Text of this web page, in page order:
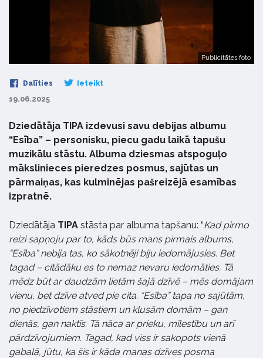
Publicitātes foto
Dalīties Ieteikt
19.06.2025
Dziedātāja TIPA izdevusi savu debijas albumu
“Esība” – personisku, piecu gadu laikā tapušu
muzikālu stāstu. Albuma dziesmas atspoguļo
mākslinieces pieredzes posmus, sajūtas un
pārmaiņas, kas kulminējas pašreizējā esamības
izpratnē.
Dziedātāja TIPA stāsta par albuma tapšanu: “Kad pirmo
reizi sapņoju par to, kāds būs mans pirmais albums,
“Esība” nebija tas, ko sākotnēji biju iedomājusies. Bet
tagad – citādāku es to nemaz nevaru iedomāties. Tā
mēdz būt ar daudzām lietām šajā dzīvē – mēs domājam
vienu, bet dzīve atved pie cita. “Esība” tapa no sajūtām,
no piedzīvotiem stāstiem un klusām domām – gan
dienās, gan naktīs. Tā nāca ar prieku, mīlestību un arī
pārdzīvojumiem. Tagad, kad viss ir sakopots vienā
gabalā, jūtu, ka šis ir kāda manas dzīves posma